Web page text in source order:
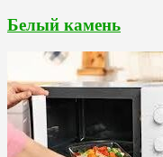
Белый камень